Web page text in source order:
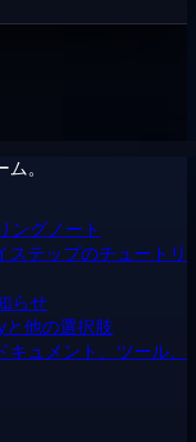
。
ングノート
ステップのチュートリ
らせ
他の選択肢
キュメント、ツール、